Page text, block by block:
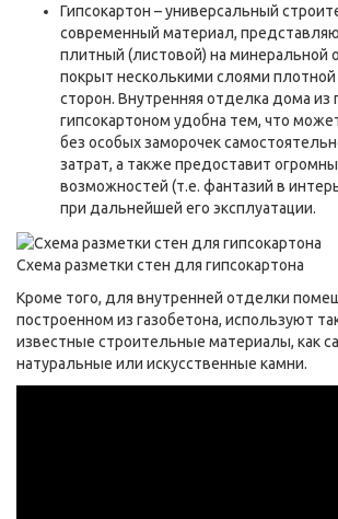
Гипсокартон – универсальный
современный материал,
плитный (листовой) на минеральной
покрыт несколькими слоями плотной
сторон. Внутренняя отделка дома из
гипсокартоном удобна тем, что
без особых заморочек
затрат, а также предоставит
возможностей (т.е. фантазий в
при дальнейшей его эксплуатации.
Схема разметки стен для гипсокартона
Кроме того, для внутренней отделки
построенном из газобетона, используют
известные строительные материалы, как
натуральные или искусственные камни.